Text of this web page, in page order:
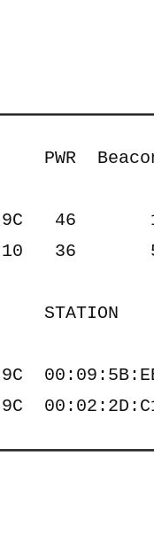
46
36
STATION